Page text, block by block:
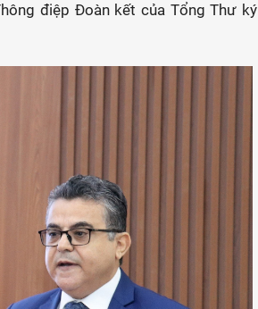
điệp Đoàn kết của Tổng Thư ký